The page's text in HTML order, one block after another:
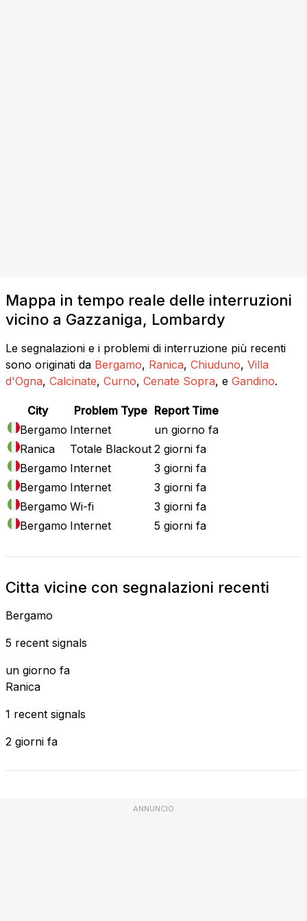
Mappa in tempo reale delle interruzioni
vicino a Gazzaniga, Lombardy
Le segnalazioni e i problemi di interruzione più recenti
sono originati da Bergamo, Ranica, Chiuduno, Villa
d'Ogna, Calcinate, Curno, Cenate Sopra, e Gandino.
City Problem Type Report Time
Bergamo Internet
un giorno fa
Ranica
Totale Blackout 2 giorni fa
Bergamo Internet
3 giorni fa
Bergamo Internet
3 giorni fa
Bergamo Wi-fi
3 giorni fa
Bergamo Internet 5 giorni fa
Citta vicine con segnalazioni recenti
Bergamo
5 recent signals
un giorno fa
Ranica
1 recent signals
2 giorni fa
ANNUNCIO